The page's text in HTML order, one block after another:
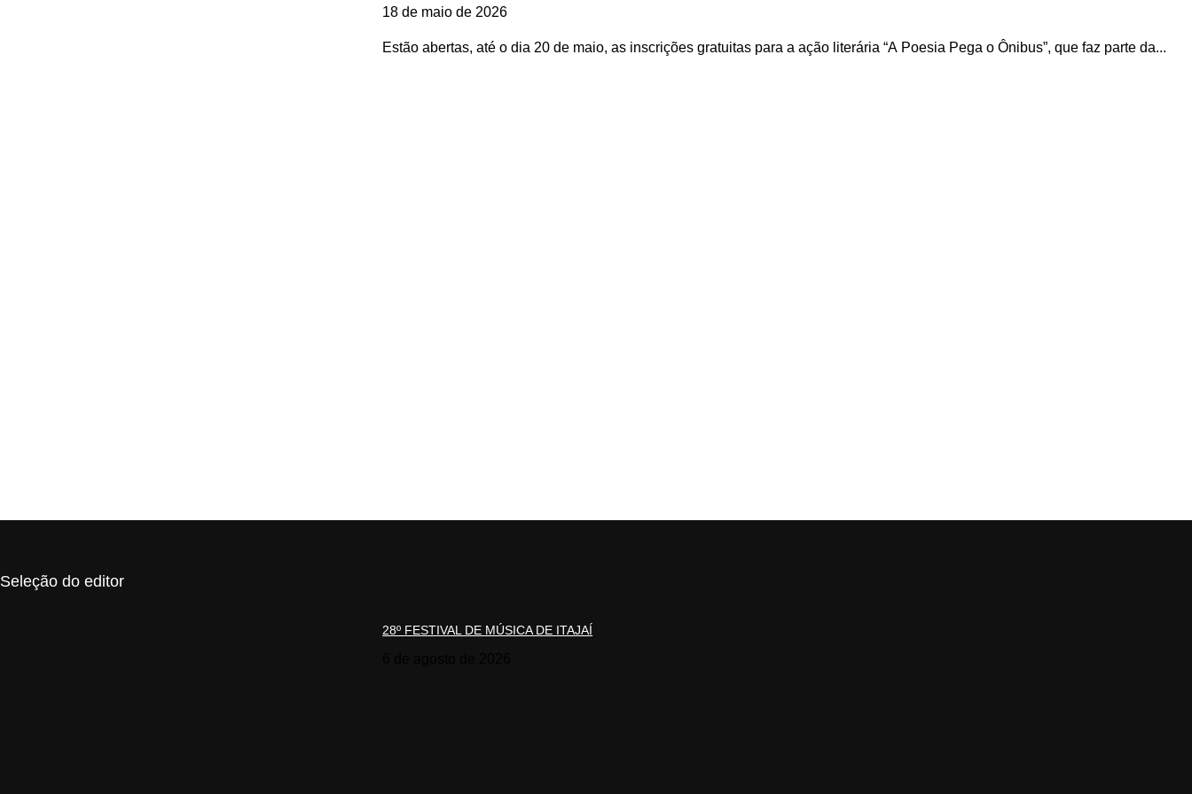
18 de maio de 2026
Estão abertas, até o dia 20 de maio, as inscrições gratuitas para a ação literária “A Poesia Pega o Ônibus”, que faz parte da...
Seleção do editor
28º FESTIVAL DE MÚSICA DE ITAJAÍ